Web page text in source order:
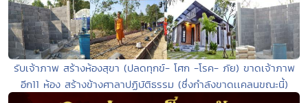
รับเจ้าภาพ สร้างห้องสุขา (ปลดทุกข์- โศก -โรค- ภัย) ขาดเจ้าภาพ
อีก11 ห้อง สร้างข้างศาลาปฏิบัติธรรม (ซึ่งกำลังขาดเเคลนขณะนี้)